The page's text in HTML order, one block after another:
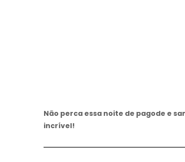
Não perca essa noite de pagode e
incrível!